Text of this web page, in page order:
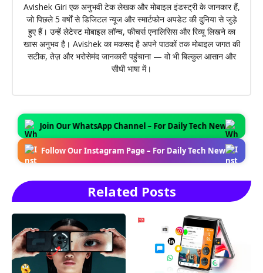
Avishek Giri एक अनुभवी टेक लेखक और मोबाइल इंडस्ट्री के जानकार हैं,
जो पिछले 5 वर्षों से डिजिटल न्यूज और स्मार्टफोन अपडेट की दुनिया से जुड़े
हुए हैं। उन्हें लेटेस्ट मोबाइल लॉन्च, फीचर्स एनालिसिस और रिव्यू लिखने का
खास अनुभव है। Avishek का मकसद है अपने पाठकों तक मोबाइल जगत की
सटीक, तेज़ और भरोसेमंद जानकारी पहुंचाना — वो भी बिल्कुल आसान और
सीधी भाषा में।
Join Our WhatsApp Channel – For Daily Tech News Updates
Follow Our Instagram Page – For Daily Tech News Updates
Related Posts